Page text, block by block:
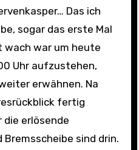
Das ich
sogar das erste Mal
wach war um heute
Uhr aufzustehen,
erwähnen. Na
fertig
die erlösende
Bremsscheibe sind drin.